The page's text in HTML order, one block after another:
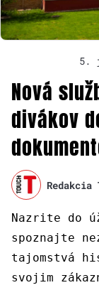
5.
Nová
divákov
Redakcia
Nazrite do
spoznajte
tajomstvá
svojim